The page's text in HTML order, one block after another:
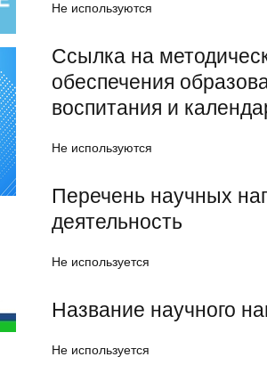
Не используются
Ссылка на
обеспечения
воспитания и
Не используются
Перечень научных
деятельность
Не используется
Название научного
Не используется